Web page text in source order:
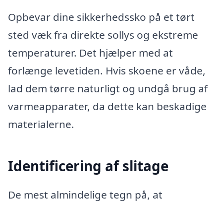
Opbevar dine sikkerhedssko på et tørt
sted væk fra direkte sollys og ekstreme
temperaturer. Det hjælper med at
forlænge levetiden. Hvis skoene er våde,
lad dem tørre naturligt og undgå brug af
varmeapparater, da dette kan beskadige
materialerne.
Identificering af slitage
De mest almindelige tegn på, at